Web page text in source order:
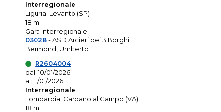
Interregionale
Liguria: Levanto (SP)
18 m
Gara Interregionale
03028- ASD Arcieri dei 3 Borghi
Bermond, Umberto
R2604004
dal: 10/01/2026
al: 11/01/2026
Interregionale
Lombardia: Cardano al Campo (VA)
18 m